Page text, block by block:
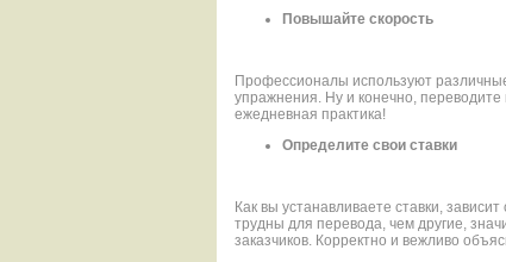
Повышайте скорость
Профессионалы используют
упражнения. Ну и конечно,
ежедневная практика!
Определите свои ставки
Как вы устанавливаете ставки,
трудны для перевода, чем другие,
заказчиков. Корректно и вежливо